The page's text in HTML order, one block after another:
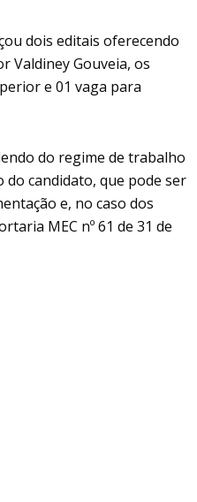
dois editais oferecendo
Valdiney Gouveia, os
e 01 vaga para
do regime de trabalho
do candidato, que pode ser
e, no caso dos
MEC nº 61 de 31 de